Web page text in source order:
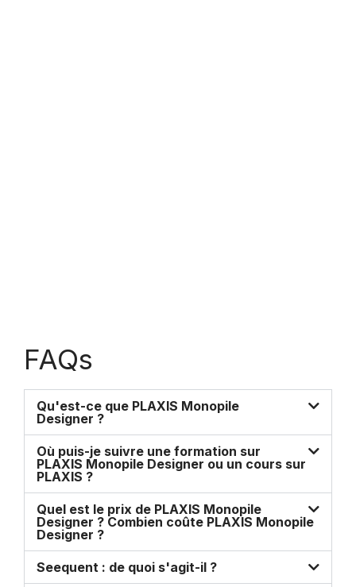
FAQs
Qu'est-ce que PLAXIS Monopile
Designer ?
Où puis-je suivre une formation sur
PLAXIS Monopile Designer ou un cours sur
PLAXIS ?
Quel est le prix de PLAXIS Monopile
Designer ? Combien coûte PLAXIS Monopile
Designer ?
Seequent : de quoi s'agit-il ?